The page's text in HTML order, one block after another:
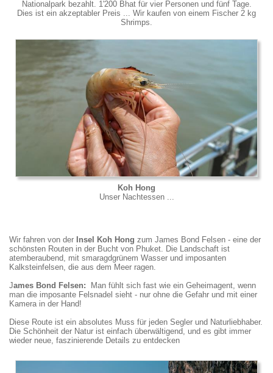
Nationalpark bezahlt. 1'200 Bhat für vier Personen und fünf Tage.
Dies ist ein akzeptabler Preis ... Wir kaufen von einem Fischer 2 kg
Shrimps.
Koh Hong
Unser Nachtessen ...
Wir fahren von der Insel Koh Hong zum James Bond Felsen - eine der
schönsten Routen in der Bucht von Phuket. Die Landschaft ist
atemberaubend, mit smaragdgrünem Wasser und imposanten
Kalksteinfelsen, die aus dem Meer ragen.
James Bond Felsen: Man fühlt sich fast wie ein Geheimagent, wenn
man die imposante Felsnadel sieht - nur ohne die Gefahr und mit einer
Kamera in der Hand!
Diese Route ist ein absolutes Muss für jeden Segler und Naturliebhaber.
Die Schönheit der Natur ist einfach überwältigend, und es gibt immer
wieder neue, faszinierende Details zu entdecken